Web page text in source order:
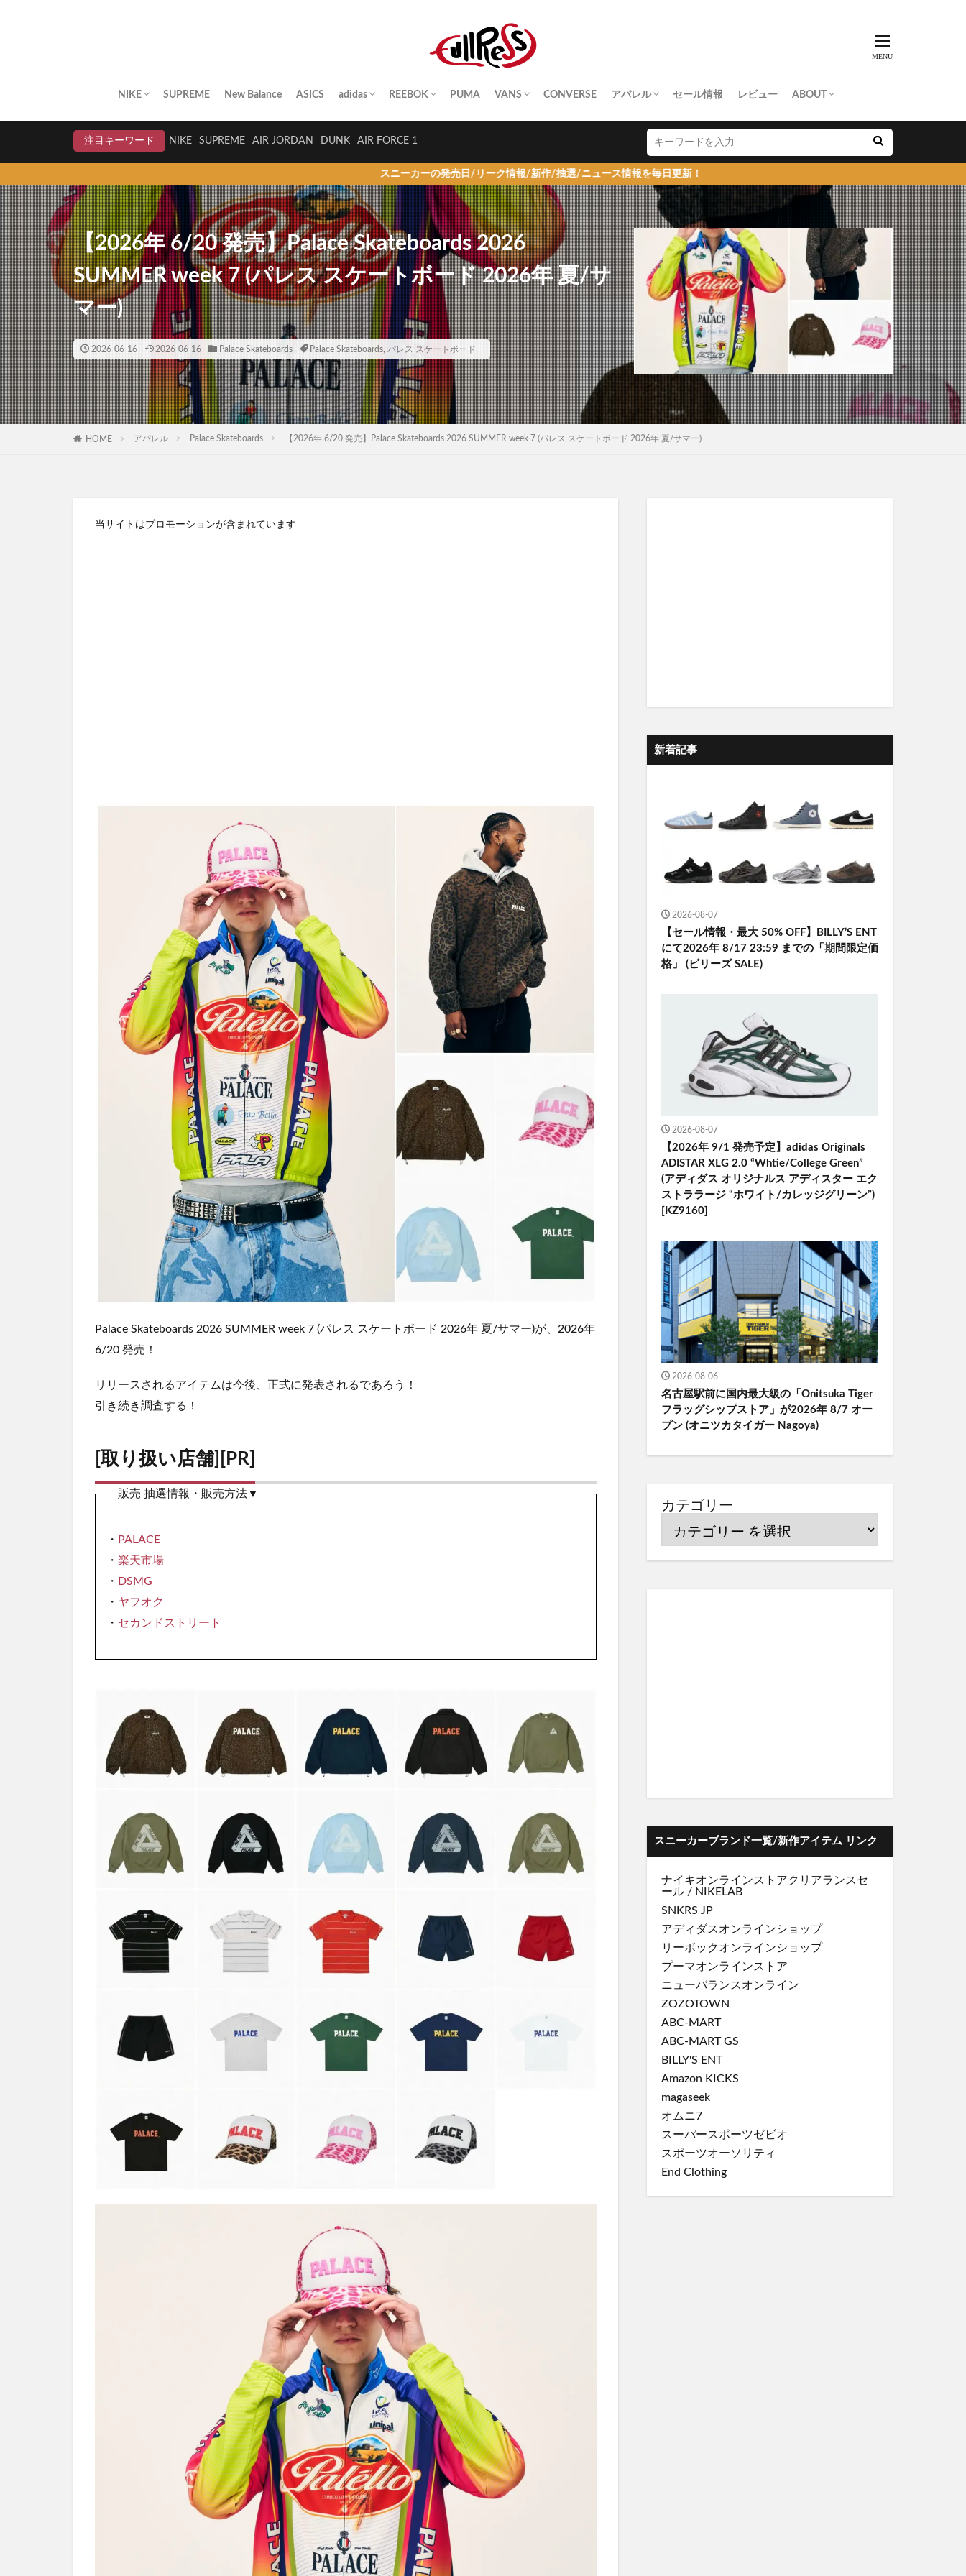
NIKE SUPREME New Balance ASICS adidas REEBOK PUMA VANS CONVERSE アパレル セール情報 レビュー ABOUT
注目キーワード
NIKE SUPREME AIR JORDAN DUNK AIR FORCE 1
スニーカーの発売日/リーク情報/新作/抽選/ニュース情報を毎日更新！
【2026年 6/20 発売】Palace Skateboards 2026
SUMMER week 7 (パレス スケートボード 2026年 夏/サ
マー)
2026-06-16 2026-06-16 Palace Skateboards Palace Skateboards, パレス スケートボード
HOME アパレル Palace Skateboards 【2026年 6/20 発売】Palace Skateboards 2026 SUMMER week 7 (パレス スケートボード 2026年 夏/サマー)
当サイトはプロモーションが含まれています
Palace Skateboards 2026 SUMMER week 7 (パレス スケートボード 2026年 夏/サマー)が、2026年
6/20 発売！
リリースされるアイテムは今後、正式に発表されるであろう！
引き続き調査する！
[取り扱い店舗][PR]
販売 抽選情報・販売方法▼
・ PALACE
・ 楽天市場
・ DSMG
・ ヤフオク
・ セカンドストリート
新着記事
2026-08-07
【セール情報・最大 50% OFF】BILLY’S ENT
にて2026年 8/17 23:59 までの「期間限定価
格」 (ビリーズ SALE)
2026-08-07
【2026年 9/1 発売予定】adidas Originals
ADISTAR XLG 2.0 “Whtie/College Green”
(アディダス オリジナルス アディスター エク
ストララージ “ホワイト/カレッジグリーン”)
[KZ9160]
2026-08-06
名古屋駅前に国内最大級の「Onitsuka Tiger
フラッグシップストア」が2026年 8/7 オー
プン (オニツカタイガー Nagoya)
カテゴリー
スニーカーブランド一覧/新作アイテム リンク
ナイキオンラインストアクリアランスセ
ール / NIKELAB
SNKRS JP
アディダスオンラインショップ
リーボックオンラインショップ
プーマオンラインストア
ニューバランスオンライン
ZOZOTOWN
ABC-MART
ABC-MART GS
BILLY'S ENT
Amazon KICKS
magaseek
オムニ7
スーパースポーツゼビオ
スポーツオーソリティ
End Clothing